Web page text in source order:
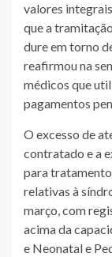
valores
que a
dure em torno
reafirmou na
médicos que
pagamentos
O excesso de
contratado e a
para
relativas à
março, com
acima da
e Neonatal e